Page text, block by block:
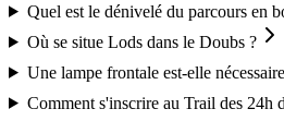
Quel est le dénivelé du parcours en
Où se situe Lods dans le Doubs ?
Une lampe frontale est-elle
Comment s'inscrire au Trail des 24h